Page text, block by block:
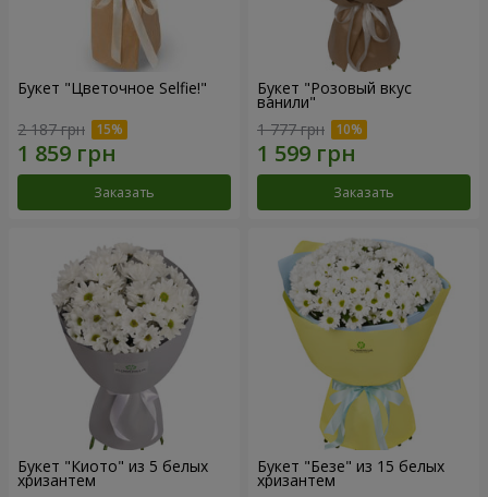
Букет "Цветочное Selfie!"
2 187 грн
Заказать
Букет "Розовый вкус
ванили"
1 777 грн
Заказать
Букет "Киото" из 5 белых
хризантем
Букет "Безе" из 15 белых
хризантем